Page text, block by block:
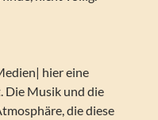
hier eine
Die Musik und die
die diese